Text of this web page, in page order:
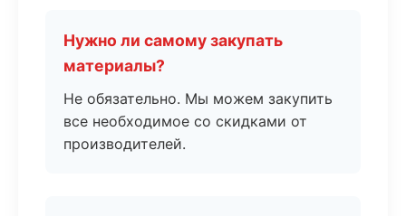
Нужно ли самому закупать
материалы?
Не обязательно. Мы можем закупить
все необходимое со скидками от
производителей.